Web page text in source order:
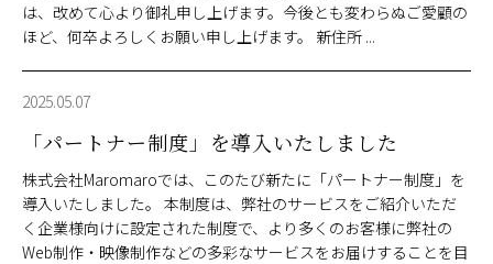
は、改めて心より御礼申し上げます。今後とも変わらぬご愛顧の
ほど、何卒よろしくお願い申し上げます。 新住所 ...
2025.05.07
「パートナー制度」を導入いたしました
株式会社Maromaroでは、このたび新たに「パートナー制度」を
導入いたしました。 本制度は、弊社のサービスをご紹介いただ
く企業様向けに設定された制度で、より多くのお客様に弊社の
Web制作・映像制作などの多彩なサービスをお届けすることを目